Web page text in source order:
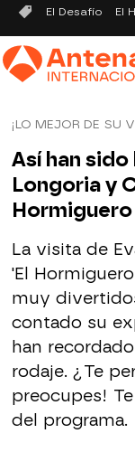
El Desafío El
¡LO MEJOR DE SU
Así han
Longoria y
Hormiguero
La visita de
'El
muy
contado su
han
rodaje. ¿Te
preocupes!
del programa.